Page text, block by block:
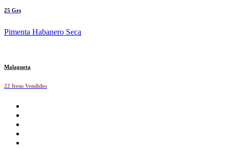
25 Grs
Pimenta Habanero Seca
Malagueta
22 Itens Vendidos